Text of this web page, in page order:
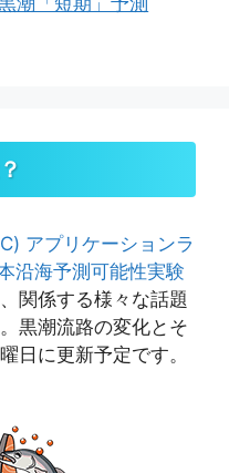
アプリケーションラ
沿海予測可能性実験
関係する様々な話題
黒潮流路の変化とそ
日に更新予定です。